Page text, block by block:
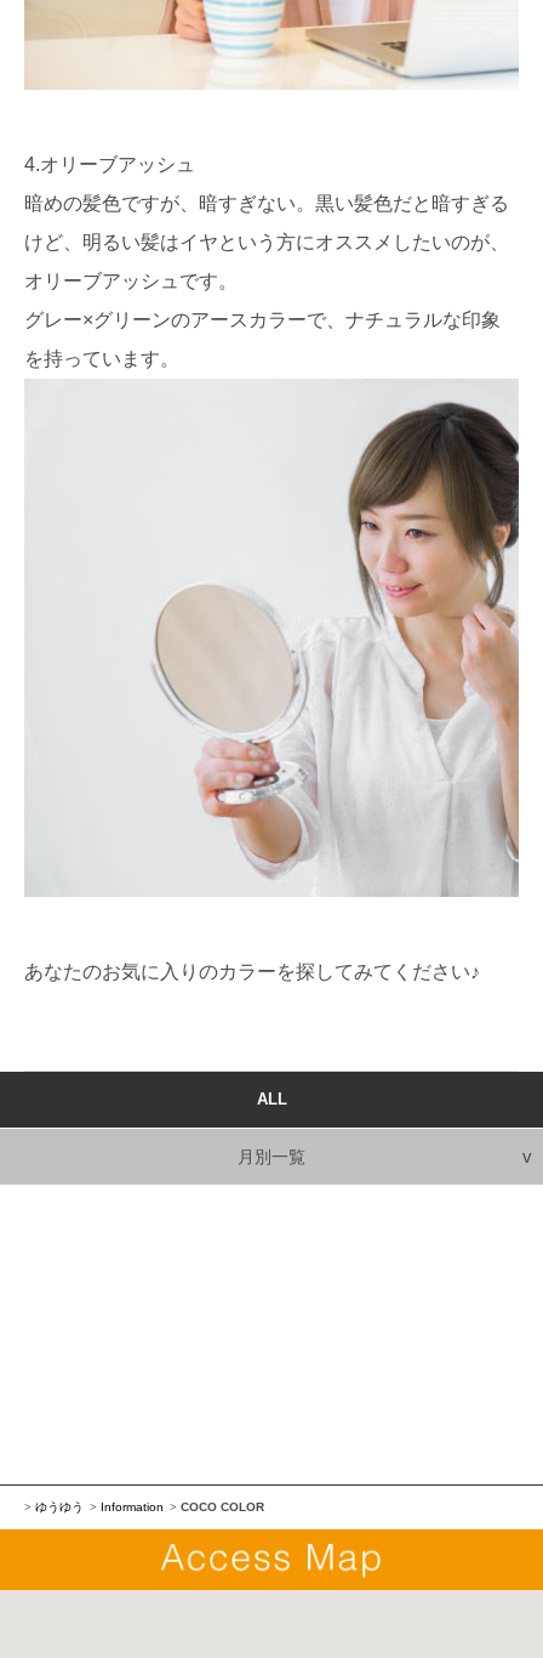
4.オリーブアッシュ
暗めの髪色ですが、暗すぎない。黒い髪色だと暗すぎる
けど、明るい髪はイヤという方にオススメしたいのが、
オリーブアッシュです。
グレー×グリーンのアースカラーで、ナチュラルな印象
を持っています。
あなたのお気に入りのカラーを探してみてください♪
ALL
月別一覧
ゆうゆう Information COCO COLOR